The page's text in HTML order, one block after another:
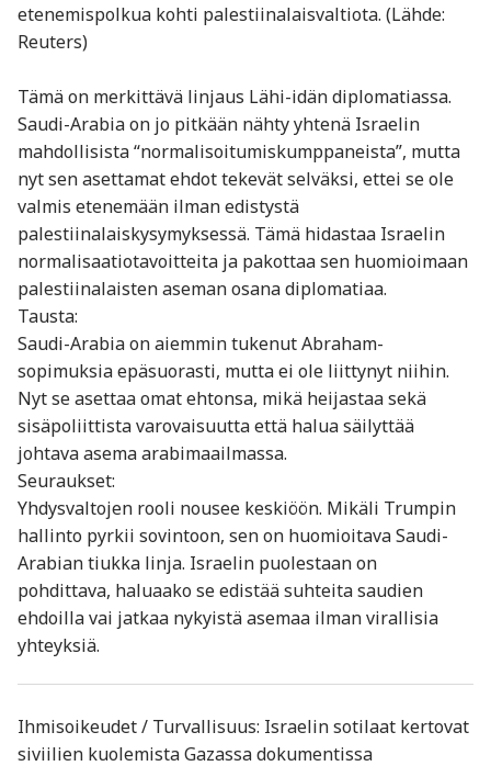
etenemispolkua kohti palestiinalaisvaltiota. (Lähde:
Reuters)
Tämä on merkittävä linjaus Lähi-idän diplomatiassa.
Saudi-Arabia on jo pitkään nähty yhtenä Israelin
mahdollisista “normalisoitumiskumppaneista”, mutta
nyt sen asettamat ehdot tekevät selväksi, ettei se ole
valmis etenemään ilman edistystä
palestiinalaiskysymyksessä. Tämä hidastaa Israelin
normalisaatiotavoitteita ja pakottaa sen huomioimaan
palestiinalaisten aseman osana diplomatiaa.
Tausta:
Saudi-Arabia on aiemmin tukenut Abraham-
sopimuksia epäsuorasti, mutta ei ole liittynyt niihin.
Nyt se asettaa omat ehtonsa, mikä heijastaa sekä
sisäpoliittista varovaisuutta että halua säilyttää
johtava asema arabimaailmassa.
Seuraukset:
Yhdysvaltojen rooli nousee keskiöön. Mikäli Trumpin
hallinto pyrkii sovintoon, sen on huomioitava Saudi-
Arabian tiukka linja. Israelin puolestaan on
pohdittava, haluaako se edistää suhteita saudien
ehdoilla vai jatkaa nykyistä asemaa ilman virallisia
yhteyksiä.
Ihmisoikeudet / Turvallisuus: Israelin sotilaat kertovat
siviilien kuolemista Gazassa dokumentissa